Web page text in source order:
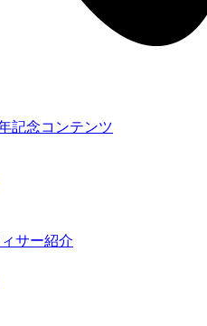
記念コンテンツ
サー紹介